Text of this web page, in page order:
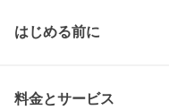
はじめる前に
料金とサービス